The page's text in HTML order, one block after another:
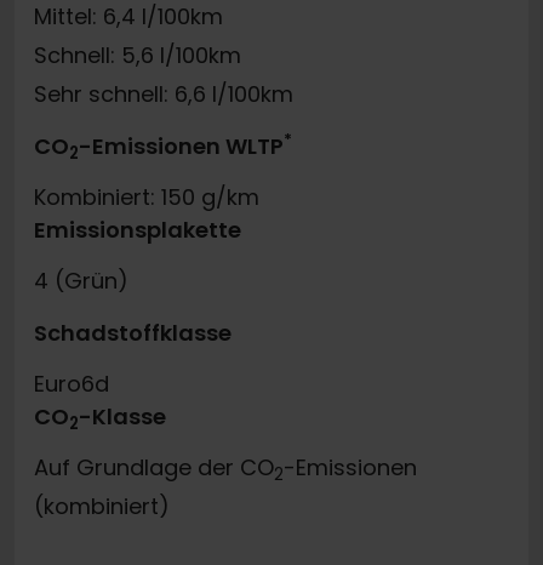
Mittel: 6,4 l/100km
Schnell: 5,6 l/100km
Sehr schnell: 6,6 l/100km
CO2-Emissionen WLTP*
Kombiniert: 150 g/km
Emissionsplakette
4 (Grün)
Schadstoffklasse
Euro6d
CO2-Klasse
Auf Grundlage der CO2-Emissionen
(kombiniert)